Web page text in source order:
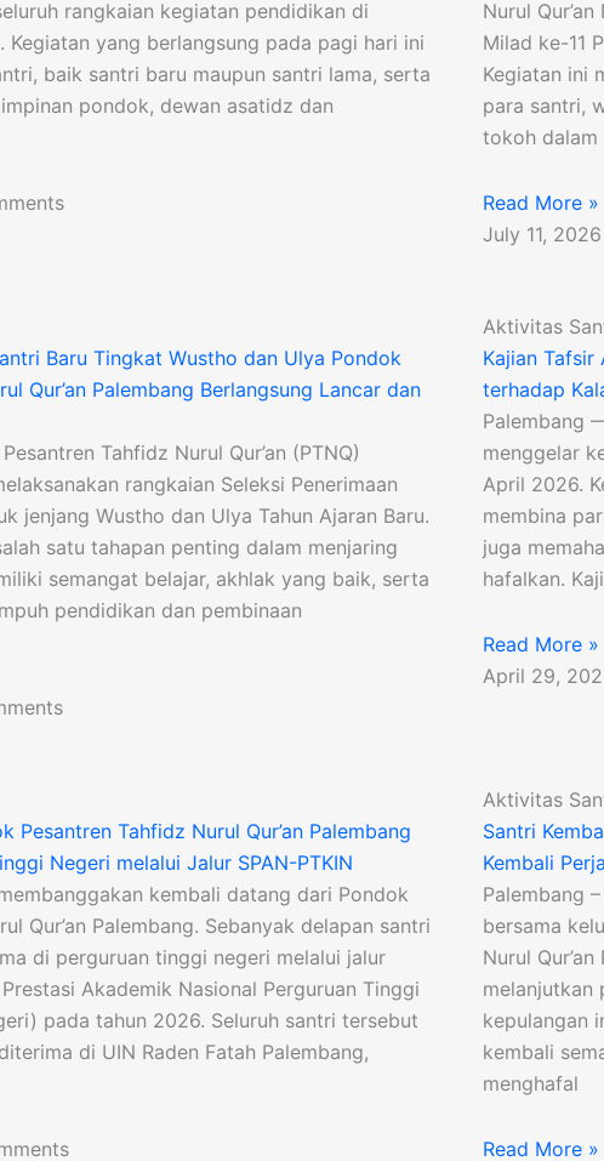
rangkaian kegiatan pendidikan di
Kegiatan yang berlangsung pada pagi hari ini
baik santri baru maupun santri lama, serta
pondok, dewan asatidz dan
Nurul
Milad ke-11
Kegiatan ini
para santri,
tokoh dalam
Read More »
July 11, 2026
Baru Tingkat Wustho dan Ulya Pondok
Qur’an Palembang Berlangsung Lancar dan
Tahfidz Nurul Qur’an (PTNQ)
rangkaian Seleksi Penerimaan
jenjang Wustho dan Ulya Tahun Ajaran Baru.
satu tahapan penting dalam menjaring
semangat belajar, akhlak yang baik, serta
pendidikan dan pembinaan
Aktivitas
Kajian Tafsir
terhadap
Palembang
menggelar
April 2026.
membina
juga
hafalkan.
Read More »
April 29,
Pesantren Tahfidz Nurul Qur’an Palembang
Negeri melalui Jalur SPAN-PTKIN
kembali datang dari Pondok
Qur’an Palembang. Sebanyak delapan santri
di perguruan tinggi negeri melalui jalur
Akademik Nasional Perguruan Tinggi
pada tahun 2026. Seluruh santri tersebut
di UIN Raden Fatah Palembang,
Aktivitas
Santri
Kembali
Palembang
bersama
Nurul
melanjutkan
kepulangan
kembali
menghafal
Read More »